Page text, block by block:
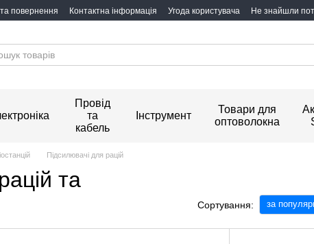
повернення Контактна інформація Угода користувача Не знайшли
Провід
та
кабель
Інструмент
Товари для
оптоволокна
Підсилювачі для рацій
та
Сортування: за